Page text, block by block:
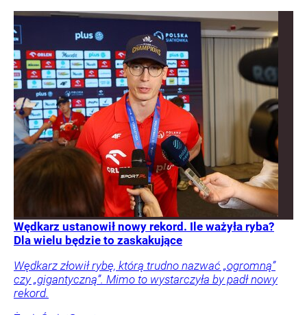
Wędkarz ustanowił nowy rekord. Ile ważyła ryba?
Dla wielu będzie to zaskakujące
Wędkarz złowił rybę, którą trudno nazwać „ogromną”
czy „gigantyczną”. Mimo to wystarczyła by padł nowy
rekord.